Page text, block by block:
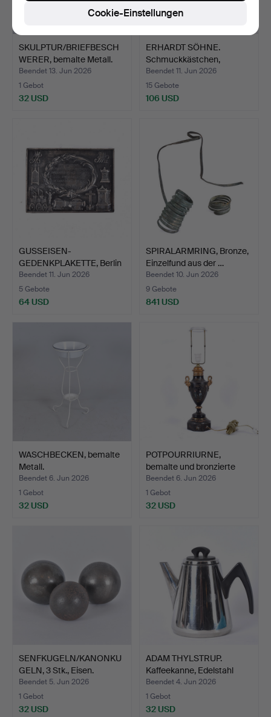
SKULPTUR/BRIEFBESCH
WERER, bemalte Metall.
Beendet 13. Jun 2026
1 Gebot
32 USD
ERHARDT SÖHNE.
Schmuckkästchen,
vergoldet…
Beendet 11. Jun 2026
15 Gebote
106 USD
GUSSEISEN-
GEDENKPLAKETTE, Berlin
1816.
Beendet 11. Jun 2026
5 Gebote
64 USD
SPIRALARMRING, Bronze,
Einzelfund aus der …
Beendet 10. Jun 2026
9 Gebote
841 USD
WASCHBECKEN, bemalte
Metall.
Beendet 6. Jun 2026
1 Gebot
32 USD
POTPOURRIURNE,
bemalte und bronzierte
Meta…
Beendet 6. Jun 2026
1 Gebot
32 USD
SENFKUGELN/KANONKU
GELN, 3 Stk., Eisen.
Beendet 5. Jun 2026
1 Gebot
32 USD
ADAM THYLSTRUP.
Kaffeekanne, Edelstahl
mit…
Beendet 4. Jun 2026
1 Gebot
32 USD
Cookie-Einstellungen